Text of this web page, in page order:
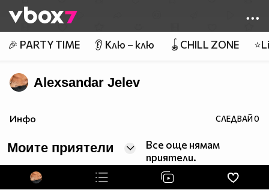
👾
🎉 PARTY TIME 👂 Клю – клю 🪀CHILL ZONE
Alexsandar Jelev
Инфо СЛЕДВАЙ0
Моите приятели
Все още нямам
приятели.